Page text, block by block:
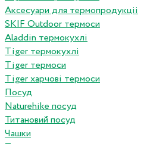
Аксесуари для термопродукціі
SKIF Outdoor термоси
Aladdin термокухлі
Tiger термокухлі
Tiger термоси
Tiger харчові термоси
Посуд
Naturehike посуд
Титановий посуд
Чашки